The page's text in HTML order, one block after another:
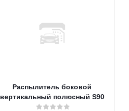
Распылитель боковой
вертикальный полюсный S90